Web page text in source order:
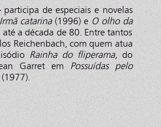
de especiais e novelas
Irmã catarina(1996) eO olho da
a década de 80. Entre tantos
Reichenbach, com quem atua
Rainha do fliperama, do
Garret em Possuídas pelo